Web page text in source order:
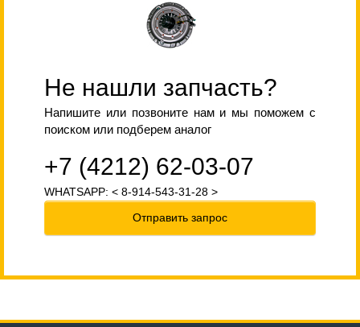
Не нашли запчасть?
Напишите или позвоните нам и мы поможем с
поиском или подберем аналог
+7 (4212) 62-03-07
WHATSAPP: < 8-914-543-31-28 >
Отправить запрос